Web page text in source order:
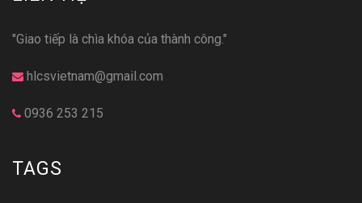
"Giao tiếp là chìa khóa của thành công."
hlcsvietnam@gmail.com
0936 253 215
TAGS